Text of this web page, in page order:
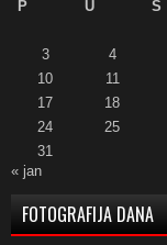
P
U S
3
4
10
11
17
18
24
25
31
« jan
FOTOGRAFIJA DANA